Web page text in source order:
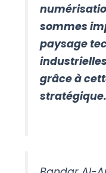
sommes
paysage
grâce à